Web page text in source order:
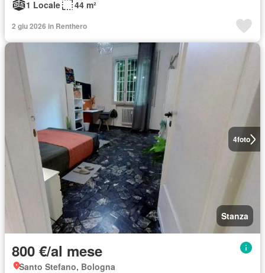
1 Locale 44 m²
2 giu 2026 in Renthero
4foto
Stanza
800 €/al mese
Santo Stefano, Bologna